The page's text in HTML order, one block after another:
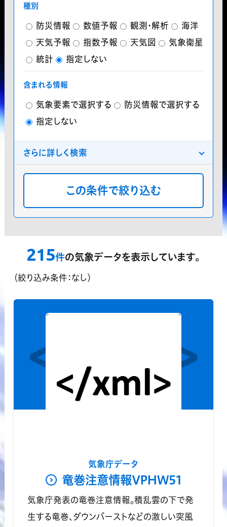
種別
防災情報 数値予報 観測・解析
海洋
天気予報
指数予報 天気図
気象衛星
統計
指定しない
含まれる情報
気象要素で選択する
防災情報で選択する
指定しない
さらに詳しく検索
分類
プレミアム気象データ 気象庁データ
分布
領域指定機能
215件の気象データを表示しています。
（絞り込み条件：なし）
気象庁データ
竜巻注意情報VPHW51
気象庁発表の竜巻注意情報。積乱雲の下で発
生する竜巻、ダウンバーストなどの激しい突風